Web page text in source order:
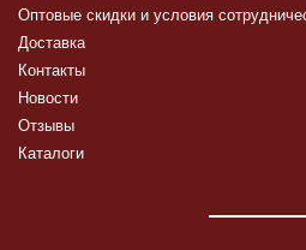
Оптовые скидки и условия
Доставка
Контакты
Новости
Отзывы
Каталоги